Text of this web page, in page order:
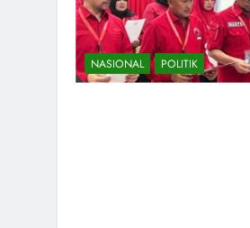
NASIONAL POLITIK